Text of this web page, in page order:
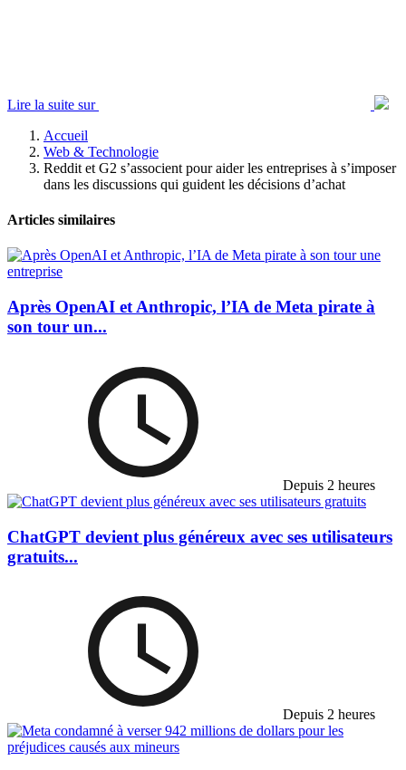
Lire la suite sur
Accueil
Web & Technologie
Reddit et G2 s’associent pour aider les entreprises à s’imposer
dans les discussions qui guident les décisions d’achat
Articles similaires
Après OpenAI et Anthropic, l’IA de Meta pirate à
son tour un...
Depuis 2 heures
ChatGPT devient plus généreux avec ses utilisateurs
gratuits...
Depuis 2 heures